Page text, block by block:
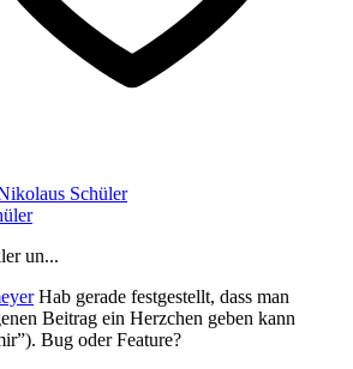
un...
Hab gerade festgestellt, dass man
Beitrag ein Herzchen geben kann
Bug oder Feature?